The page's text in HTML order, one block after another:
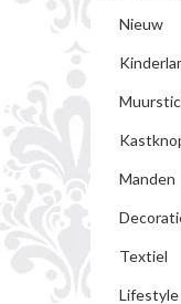
Nieuw
Manden
Textiel
Lifestyle